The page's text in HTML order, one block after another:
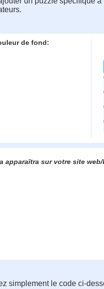
de fond:
apparaîtra sur votre site
simplement le code ci-